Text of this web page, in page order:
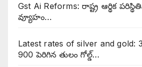
Gst Ai Reforms: రాష్ట్ర ఆర్థిక
వ్యూహం…
Latest rates of silver and gold:
900 పెరిగిన తులం గోల్డ్…